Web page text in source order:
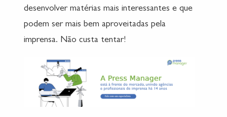
desenvolver matérias mais interessantes e que
podem ser mais bem aproveitadas pela
imprensa. Não custa tentar!